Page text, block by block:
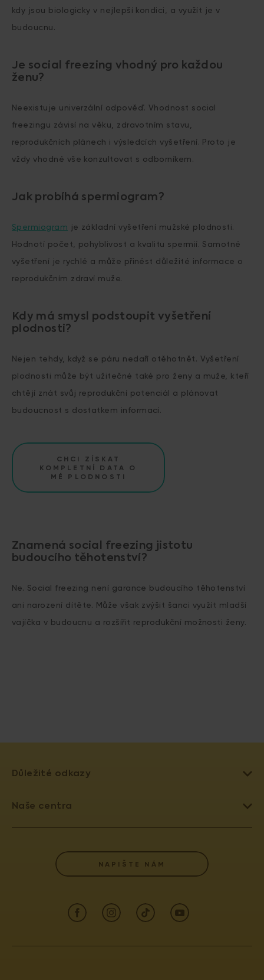
kdy jsou biologicky v nejlepší kondici, a využít je v
budoucnu.
Je social freezing vhodný pro každou
ženu?
Neexistuje univerzální odpověď. Vhodnost social
freezingu závisí na věku, zdravotním stavu,
reprodukčních plánech i výsledcích vyšetření. Proto je
vždy vhodné vše konzultovat s odborníkem.
Jak probíhá spermiogram?
Spermiogram je základní vyšetření mužské plodnosti.
Hodnotí počet, pohyblivost a kvalitu spermií. Samotné
vyšetření je rychlé a může přinést důležité informace o
reprodukčním zdraví muže.
Kdy má smysl podstoupit vyšetření
plodnosti?
Nejen tehdy, když se páru nedaří otěhotnět. Vyšetření
plodnosti může být užitečné také pro ženy a muže, kteří
chtějí znát svůj reprodukční potenciál a plánovat
budoucnost s dostatkem informací.
CHCI ZÍSKAT
KOMPLETNÍ DATA O
MÉ PLODNOSTI
Znamená social freezing jistotu
budoucího těhotenství?
Ne. Social freezing není garance budoucího těhotenství
ani narození dítěte. Může však zvýšit šanci využít mladší
vajíčka v budoucnu a rozšířit reprodukční možnosti ženy.
Důležité odkazy
SLOVNÍK POJMŮ
AKREDITACE A VÝROČNÍ ZPRÁVY
INFORMACE PRO LÉKAŘE
Naše centra
PRAHA 4 - PRONATAL SANATORIUM
PRAHA 6 - PRONATAL PLUS
KOLÍN - PRONATAL KOLÍN
ČESKÉ BUDĚJOVICE - PRONATAL REPRO
NAPIŠTE NÁM